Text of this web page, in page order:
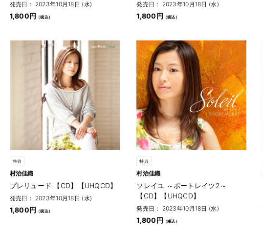
発売日： 2023年10月18日 (水)
1,800円
発売日： 2023年10月18日 (水)
1,800円
特典
村治佳織
プレリュード 【CD】【UHQCD】
発売日： 2023年10月18日 (水)
1,800円
特典
村治佳織
ソレイユ ～ポートレイツ2～
【CD】【UHQCD】
発売日： 2023年10月18日 (水)
1,800円